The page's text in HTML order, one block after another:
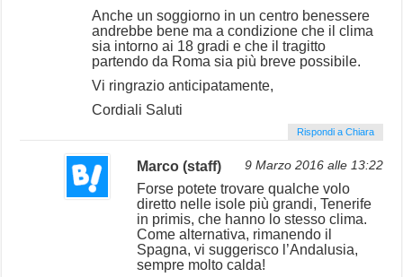
Anche un soggiorno in un centro benessere
andrebbe bene ma a condizione che il clima
sia intorno ai 18 gradi e che il tragitto
partendo da Roma sia più breve possibile.
Vi ringrazio anticipatamente,
Cordiali Saluti
Rispondi a Chiara
Marco (staff) 9 Marzo 2016 alle 13:22
Forse potete trovare qualche volo
diretto nelle isole più grandi, Tenerife
in primis, che hanno lo stesso clima.
Come alternativa, rimanendo il
Spagna, vi suggerisco l’Andalusia,
sempre molto calda!